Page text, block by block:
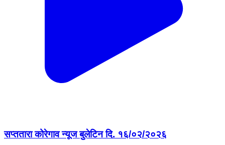
सप्ततारा कोरेगाव न्यूज बुलेटिन दि. १६/०२/२०२६